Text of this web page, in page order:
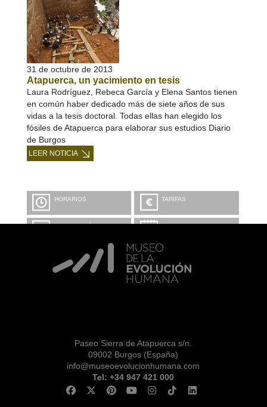
31 de octubre de 2013
Atapuerca, un yacimiento en tesis
Laura Rodríguez, Rebeca García y Elena Santos tienen
en común haber dedicado más de siete años de sus
vidas a la tesis doctoral. Todas ellas han elegido los
fósiles de Atapuerca para elaborar sus estudios Diario
de Burgos
LEER NOTICIA
HORARIOS TARIFAS
INFORMACIÓN Y
CALENDARIO
VISITA CON
MICROEXPLICACIONES
Paseo Sierra de Atapuerca s/n.
09002 Burgos (España)
info@museoevolucionhumana.com
Tel: +34 947 421 000